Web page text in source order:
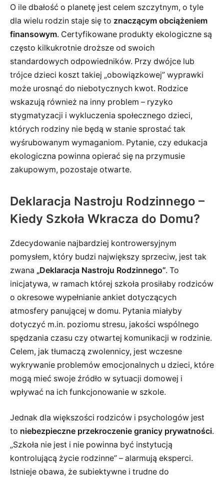
O ile dbałość o planetę jest celem szczytnym, o tyle
dla wielu rodzin staje się to znaczącym obciążeniem
finansowym. Certyfikowane produkty ekologiczne są
często kilkukrotnie droższe od swoich
standardowych odpowiedników. Przy dwójce lub
trójce dzieci koszt takiej „obowiązkowej” wyprawki
może urosnąć do niebotycznych kwot. Rodzice
wskazują również na inny problem – ryzyko
stygmatyzacji i wykluczenia społecznego dzieci,
których rodziny nie będą w stanie sprostać tak
wyśrubowanym wymaganiom. Pytanie, czy edukacja
ekologiczna powinna opierać się na przymusie
zakupowym, pozostaje otwarte.
Deklaracja Nastroju Rodzinnego –
Kiedy Szkoła Wkracza do Domu?
Zdecydowanie najbardziej kontrowersyjnym
pomysłem, który budzi największy sprzeciw, jest tak
zwana „Deklaracja Nastroju Rodzinnego”. To
inicjatywa, w ramach której szkoła prosiłaby rodziców
o okresowe wypełnianie ankiet dotyczących
atmosfery panującej w domu. Pytania miałyby
dotyczyć m.in. poziomu stresu, jakości wspólnego
spędzania czasu czy otwartej komunikacji w rodzinie.
Celem, jak tłumaczą zwolennicy, jest wczesne
wykrywanie problemów emocjonalnych u dzieci, które
mogą mieć swoje źródło w sytuacji domowej i
wpływać na ich funkcjonowanie w szkole.
Jednak dla większości rodziców i psychologów jest
to niebezpieczne przekroczenie granicy prywatności.
„Szkoła nie jest i nie powinna być instytucją
kontrolującą życie rodzinne” – alarmują eksperci.
Istnieje obawa, że subiektywne i trudne do